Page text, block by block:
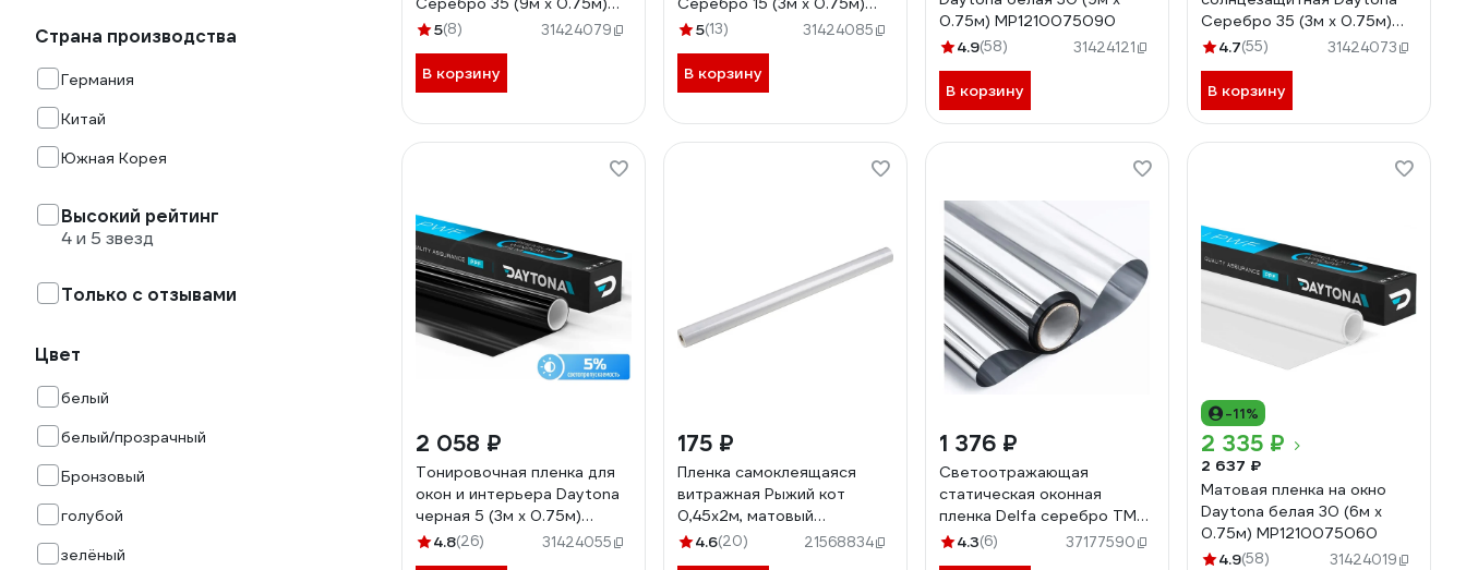
Страна производства
Германия
Китай
Южная Корея
Высокий рейтинг
4 и 5 звезд
Только с отзывами
Цвет
белый
белый/прозрачный
Бронзовый
голубой
зелёный
MP1148075090
5(8) 31424079
В корзину
MP1150075030
5(13) 31424085
В корзину
0.75м) MP1210075090
4.9(58) 31424121
В корзину
Серебро 35 (3м х 0.75м)
MP1148075030
4.7(55) 31424073
В корзину
2 058 ₽
Тонировочная пленка для
окон и интерьера Daytona
черная 5 (3м х 0.75м)
MP1198075030
4.8(26) 31424055
175 ₽
Пленка самоклеящаяся
витражная Рыжий кот
0,45x2м, матовый
прозрачный 104322
4.6(20) 21568834
1 376 ₽
Светоотражающая
статическая оконная
пленка Delfa серебро ТМ5-
Т01/S76
4.3(6) 37177590
-11%
2 335 ₽
2 637 ₽
Матовая пленка на окно
Daytona белая 30 (6м х
0.75м) MP1210075060
4.9(58) 31424019